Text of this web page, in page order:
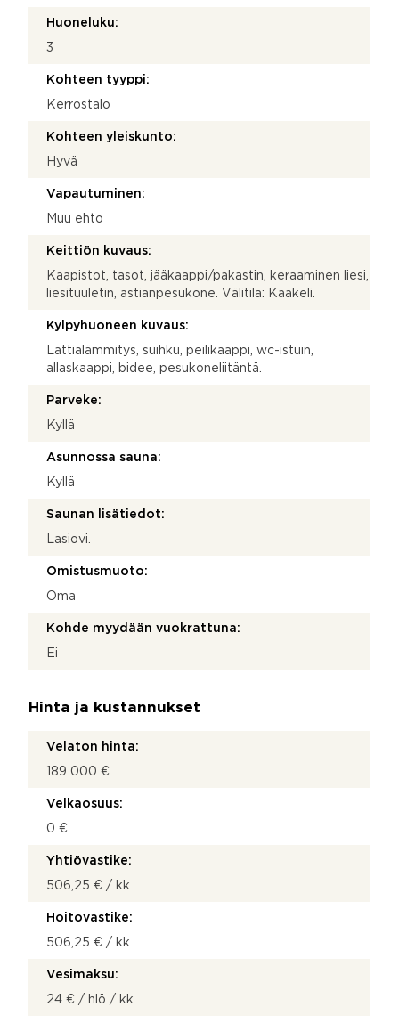
Huoneluku:
3
Kohteen tyyppi:
Kerrostalo
Kohteen yleiskunto:
Hyvä
Vapautuminen:
Muu ehto
Keittiön kuvaus:
Kaapistot, tasot, jääkaappi/pakastin, keraaminen liesi,
liesituuletin, astianpesukone. Välitila: Kaakeli.
Kylpyhuoneen kuvaus:
Lattialämmitys, suihku, peilikaappi, wc-istuin,
allaskaappi, bidee, pesukoneliitäntä.
Parveke:
Kyllä
Asunnossa sauna:
Kyllä
Saunan lisätiedot:
Lasiovi.
Omistusmuoto:
Oma
Kohde myydään vuokrattuna:
Ei
Hinta ja kustannukset
Velaton hinta:
189 000 €
Velkaosuus:
0 €
Yhtiövastike:
506,25 € / kk
Hoitovastike:
506,25 € / kk
Vesimaksu:
24 € / hlö / kk